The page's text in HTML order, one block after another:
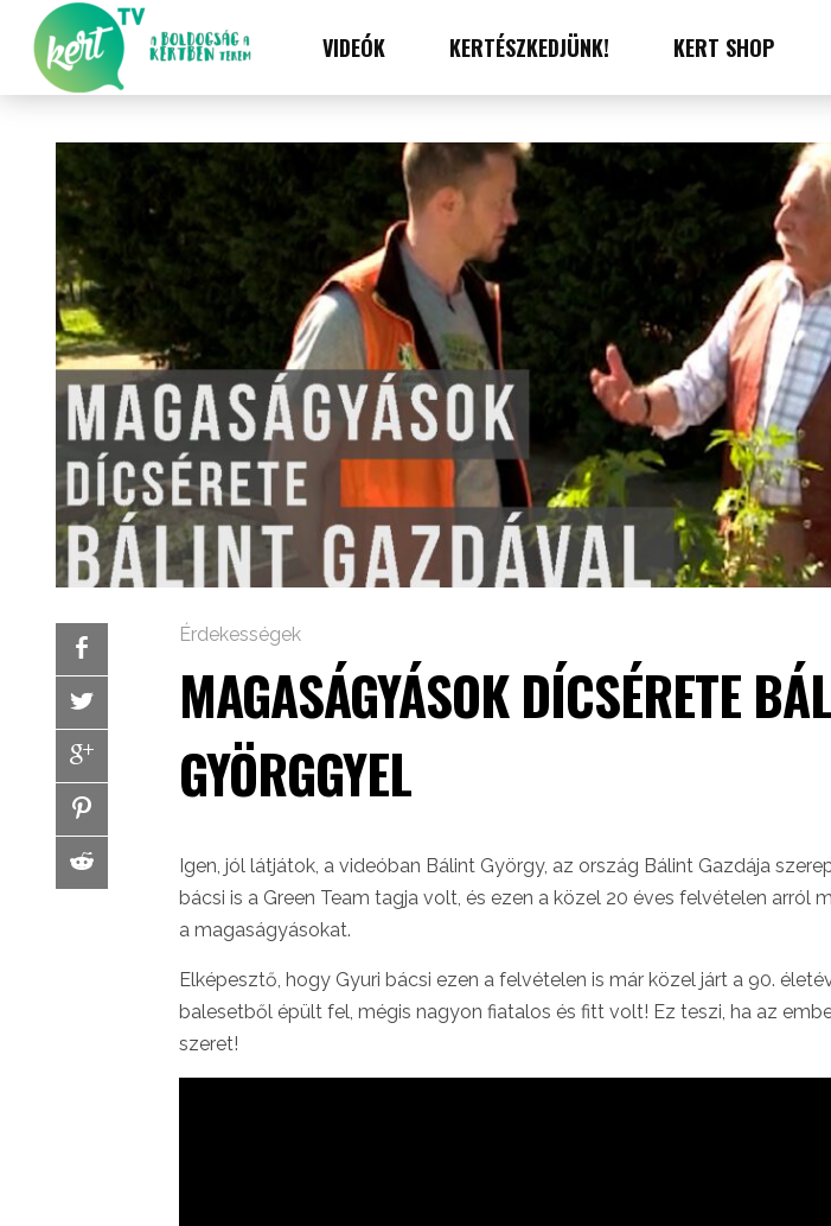
VIDEÓK KERTÉSZKEDJÜNK! KERT SHOP
Érdekességek
MAGASÁGYÁSOK DÍCSÉRETE
GYÖRGGYEL
Igen, jól látjátok, a videóban Bálint György, az ország Bálint Gazdája
bácsi is a Green Team tagja volt, és ezen a közel 20 éves felvételen arról
a magaságyásokat.
Elképesztő, hogy Gyuri bácsi ezen a felvételen is már közel járt a 90.
balesetből épült fel, mégis nagyon fiatalos és fitt volt! Ez teszi, ha az
szeret!